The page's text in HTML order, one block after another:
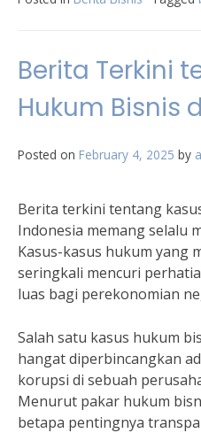
Berita Terkini
Hukum Bisnis
Posted on February 4, 2025 by
Berita terkini tentang
Indonesia memang selalu
Kasus-kasus hukum yang
seringkali mencuri
luas bagi perekonomian
Salah satu kasus hukum
hangat diperbincangkan
korupsi di sebuah
Menurut pakar hukum
betapa pentingnya